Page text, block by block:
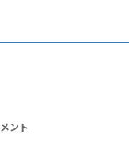
ント